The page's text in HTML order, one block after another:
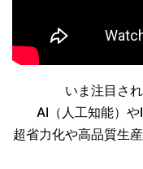
いま注目さ
AI（人工知能）や
超省力化や高品質生